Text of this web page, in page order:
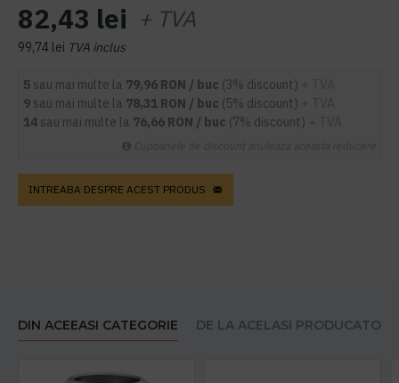
82,43 lei + TVA
99,74 lei TVA inclus
5 sau mai multe la 79,96 RON / buc (3% discount)
9 sau mai multe la 78,31 RON / buc (5% discount)
14 sau mai multe la 76,66 RON / buc (7% discount)
INTREABA DESPRE ACEST PRODUS
DIN ACEEASI CATEGORIE DE LA ACELASI PRODUCATOR